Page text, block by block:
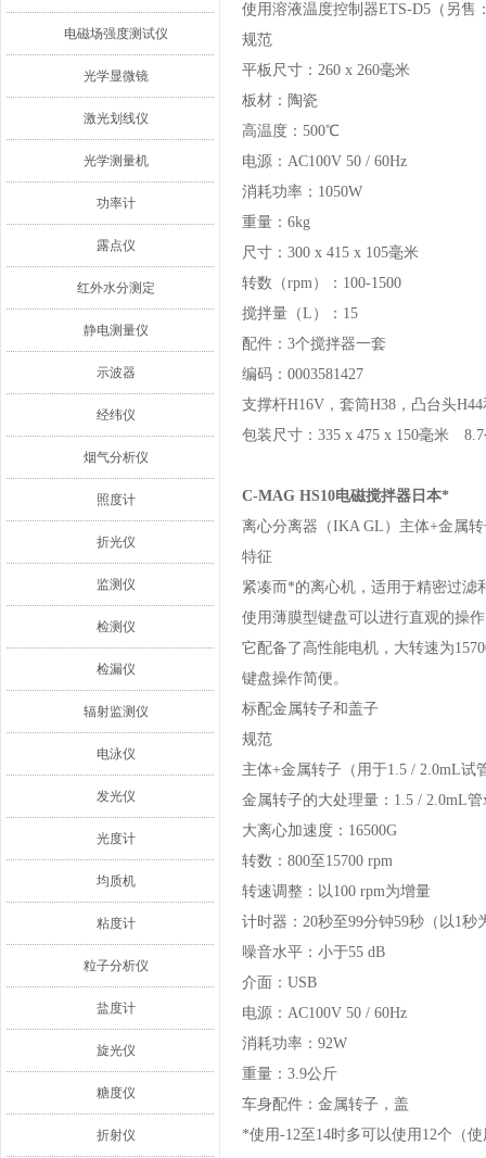
电磁场强度测试仪
光学显微镜
激光划线仪
光学测量机
功率计
露点仪
红外水分测定
静电测量仪
示波器
经纬仪
烟气分析仪
照度计
折光仪
监测仪
检测仪
检漏仪
辐射监测仪
电泳仪
发光仪
光度计
均质机
粘度计
粒子分析仪
盐度计
旋光仪
糖度仪
折射仪
使用溶液温度控制器ETS-D5（另售
规范
平板尺寸：260 x 260毫米
板材：陶瓷
高温度：500℃
电源：AC100V 50 / 60Hz
消耗功率：1050W
重量：6kg
尺寸：300 x 415 x 105毫米
转数（rpm）：100-1500
搅拌量（L）：15
配件：3个搅拌器一套
编码：0003581427
支撑杆H16V，套筒H38，凸台头
包装尺寸：335 x 475 x 150毫米
C-MAG HS10电磁搅拌器日本*
离心分离器（IKA GL）主体+金属
特征
紧凑而*的离心机，适用于精密过滤
使用薄膜型键盘可以进行直观的操
它配备了高性能电机，大转速为
键盘操作简便。
标配金属转子和盖子
规范
主体+金属转子（用于1.5 / 2.0mL试
金属转子的大处理量：1.5 / 2.0mL管
大离心加速度：16500G
转数：800至15700 rpm
转速调整：以100 rpm为增量
计时器：20秒至99分钟59秒（以1秒
噪音水平：小于55 dB
介面：USB
电源：AC100V 50 / 60Hz
消耗功率：92W
重量：3.9公斤
车身配件：金属转子，盖
*使用-12至14时多可以使用12个（